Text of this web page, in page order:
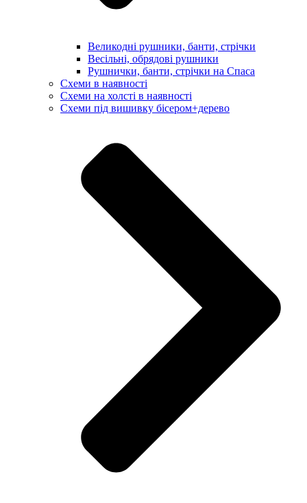
Великодні рушники, банти, стрічки
Весільні, обрядові рушники
Рушнички, банти, стрічки на Спаса
Схеми в наявності
Схеми на холсті в наявності
Схеми під вишивку бісером+дерево